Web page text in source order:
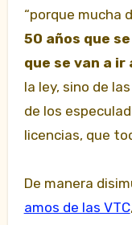
“porque mucha
50 años que
que se van a ir
la ley, sino de
de los
licencias, que
De manera
amos de las VTC